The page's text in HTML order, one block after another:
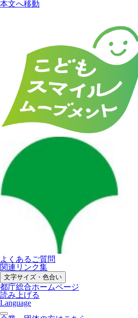
本文へ移動
よくあるご質問
関連リンク集
文字サイズ・色合い
都庁総合ホームページ
読み上げる
Language